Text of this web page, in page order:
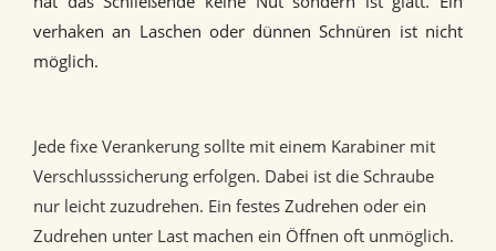
verhaken an Laschen oder dünnen Schnüren ist nicht
möglich.
Jede fixe Verankerung sollte mit einem Karabiner mit
Verschlusssicherung erfolgen. Dabei ist die Schraube
nur leicht zuzudrehen. Ein festes Zudrehen oder ein
Zudrehen unter Last machen ein Öffnen oft unmöglich.